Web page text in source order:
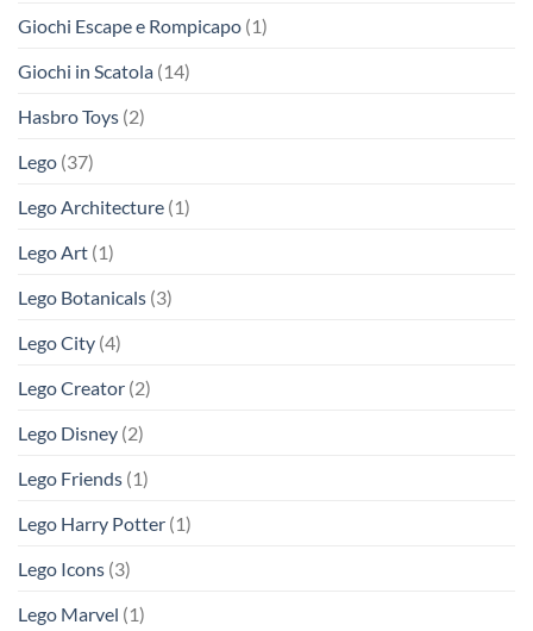
Giochi Escape e Rompicapo (1)
Giochi in Scatola (14)
Hasbro Toys (2)
Lego (37)
Lego Architecture (1)
Lego Art (1)
Lego Botanicals (3)
Lego City (4)
Lego Creator (2)
Lego Disney (2)
Lego Friends (1)
Lego Harry Potter (1)
Lego Icons (3)
Lego Marvel (1)